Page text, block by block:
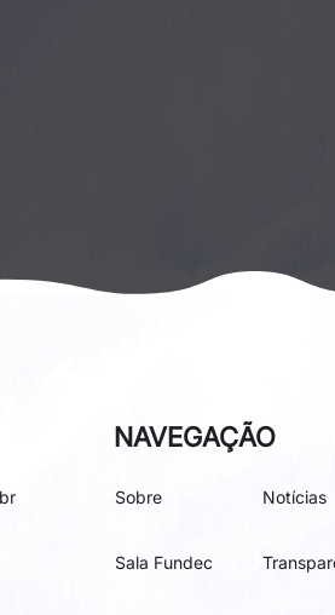
NAVEGAÇÃO
Sobre
Sala Fundec
Notícias